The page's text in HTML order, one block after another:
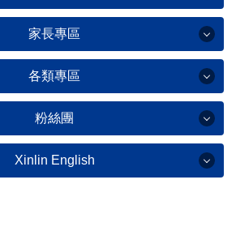
家長專區
各類專區
粉絲團
Xinlin English